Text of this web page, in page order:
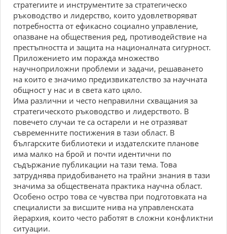
стратегиите и инструментите за стратегическо
ръководство и лидерство, които удовлетворяват
потребността от ефикасно социално управление,
опазване на обществения ред, противодействие на
престъпността и защита на националната сигурност.
Приложението им поражда множество
научноприложни проблеми и задачи, решаването
на които е значимо предизвикателство за научната
общност у нас и в света като цяло.
Има различни и често неправилни схващания за
стратегическото ръководство и лидерството. В
повечето случаи те са остарели и не отразяват
съвременните постижения в тази област. В
българските библиотеки и издателските планове
има малко на брой и почти идентични по
съдържание публикации на тази тема. Това
затруднява придобиването на трайни знания в тази
значима за обществената практика научна област.
Особено остро това се чувства при подготовката на
специалисти за висшите нива на управленската
йерархия, които често работят в сложни конфликтни
ситуации.